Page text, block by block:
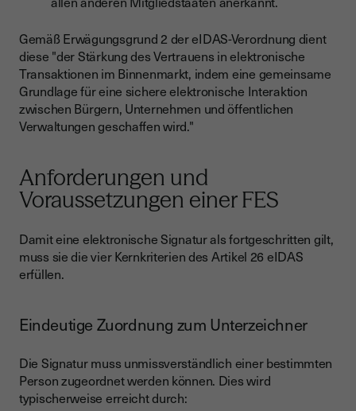
Gemäß Erwägungsgrund 2 der eIDAS-Verordnung dient
diese "der Stärkung des Vertrauens in elektronische
Transaktionen im Binnenmarkt, indem eine gemeinsame
Grundlage für eine sichere elektronische Interaktion
zwischen Bürgern, Unternehmen und öffentlichen
Verwaltungen geschaffen wird."
Anforderungen und
Voraussetzungen einer FES
Damit eine elektronische Signatur als fortgeschritten gilt,
muss sie die vier Kernkriterien des Artikel 26 eIDAS
erfüllen.
Eindeutige Zuordnung zum Unterzeichner
Die Signatur muss unmissverständlich einer bestimmten
Person zugeordnet werden können. Dies wird
typischerweise erreicht durch: